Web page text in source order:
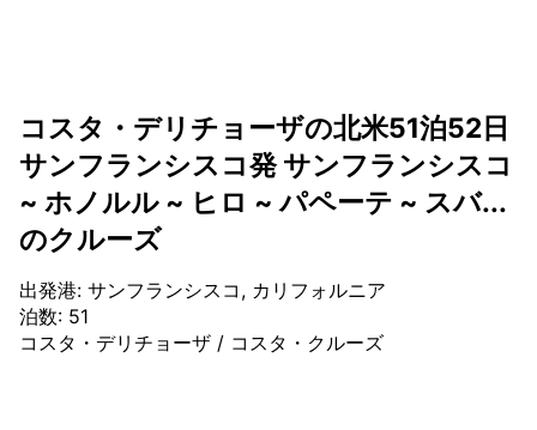
コスタ・デリチョーザの北米51泊52日
サンフランシスコ発 サンフランシスコ
~ ホノルル ~ ヒロ ~ パペーテ ~ スバ...
のクルーズ
出発港: サンフランシスコ, カリフォルニア
泊数: 51
コスタ・デリチョーザ / コスタ・クルーズ